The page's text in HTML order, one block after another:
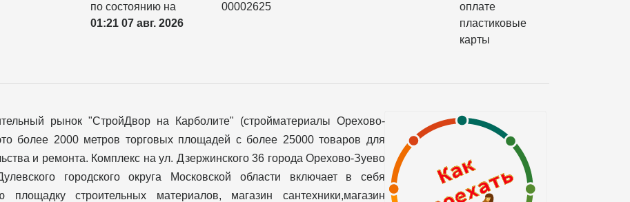
по состоянию на
01:21 07 авг. 2026
00002625
оплате
пластиковые
карты
рынок "СтройДвор на Карболите" (стройматериалы Орехово-
более 2000 метров торговых площадей с более 25000 товаров для
и ремонта. Комплекс на ул. Дзержинского 36 города Орехово-Зуево
городского округа Московской области включает в себя
площадку строительных материалов, магазин сантехники,магазин